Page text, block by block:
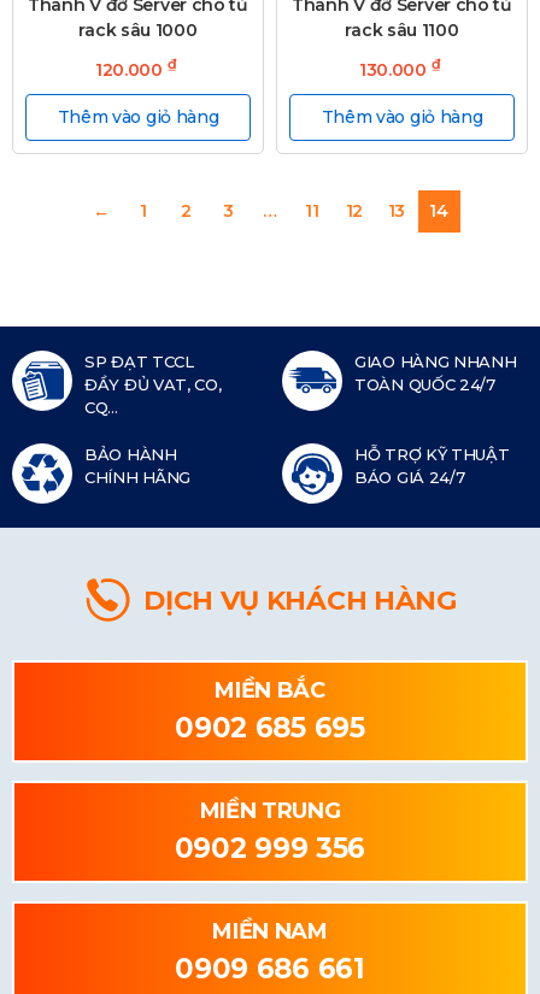
Thanh V đỡ Server cho tủ
rack sâu 1000
120.000 ₫
Thêm vào giỏ hàng
Thanh V đỡ Server cho tủ
rack sâu 1100
130.000 ₫
Thêm vào giỏ hàng
← 1 2 3 … 11 12 13 14
SP ĐẠT TCCL
ĐẦY ĐỦ VAT, CO,
CQ...
GIAO HÀNG NHANH
TOÀN QUỐC 24/7
BẢO HÀNH
CHÍNH HÃNG
HỖ TRỢ KỸ THUẬT
BÁO GIÁ 24/7
DỊCH VỤ KHÁCH HÀNG
MIỀN BẮC
0902 685 695
MIỀN TRUNG
0902 999 356
MIỀN NAM
0909 686 661